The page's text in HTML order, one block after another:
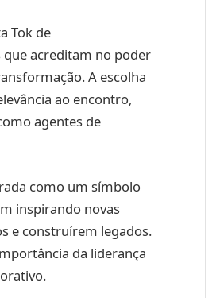
Tok de
acreditam no poder
A escolha
ao encontro,
agentes de
como um símbolo
inspirando novas
e construírem legados.
da liderança